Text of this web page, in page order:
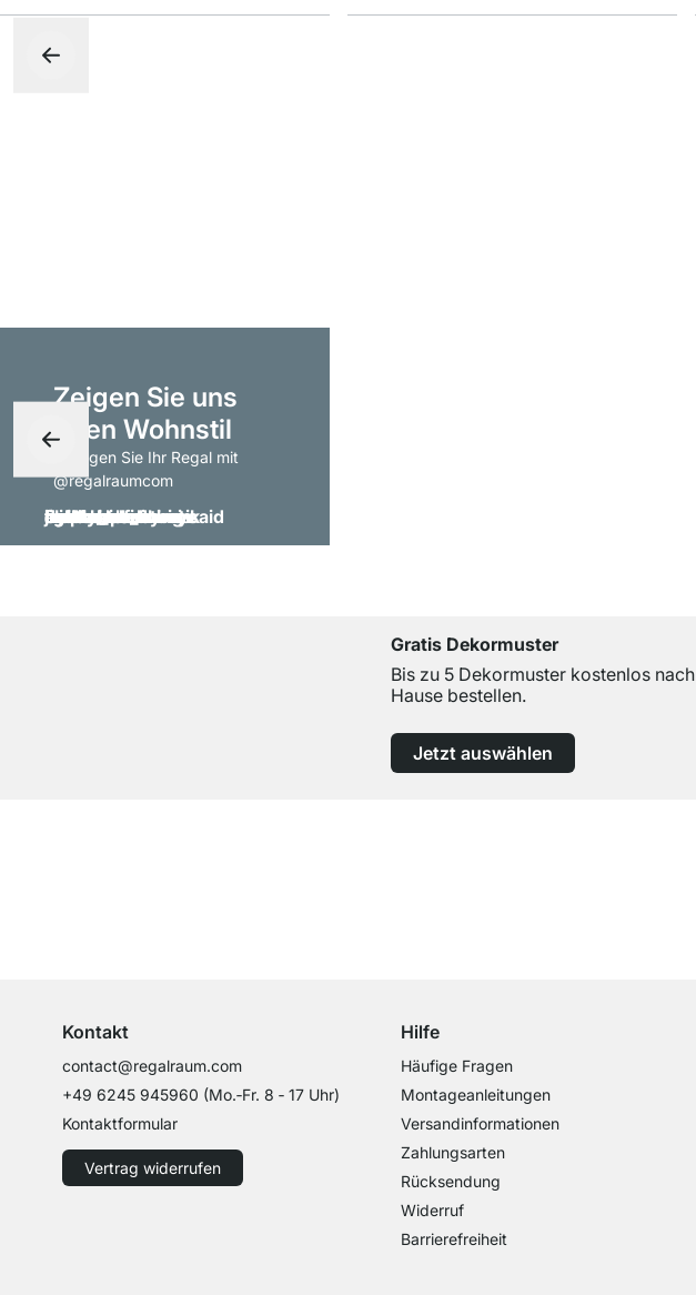
Zeigen Sie uns
Ihren Wohnstil
- taggen Sie Ihr Regal mit
@regalraumcom
Gratis Dekormuster
Bis zu 5 Dekormuster kostenlos nach
Hause bestellen.
Jetzt auswählen
Kontakt
contact@regalraum.com
+49 6245 945960 (Mo.‑Fr. 8 ‑ 17 Uhr)
Kontaktformular
Vertrag widerrufen
Hilfe
Häufige Fragen
Montageanleitungen
Versandinformationen
Zahlungsarten
Rücksendung
Widerruf
Barrierefreiheit